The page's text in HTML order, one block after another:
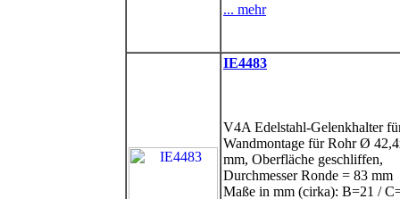
... mehr
IE4483
V4A Edelstahl-Gelenkhalter
Wandmontage für Rohr Ø
mm, Oberfläche geschliffen,
Durchmesser Ronde = 83 mm
Maße in mm (cirka): B=21 /